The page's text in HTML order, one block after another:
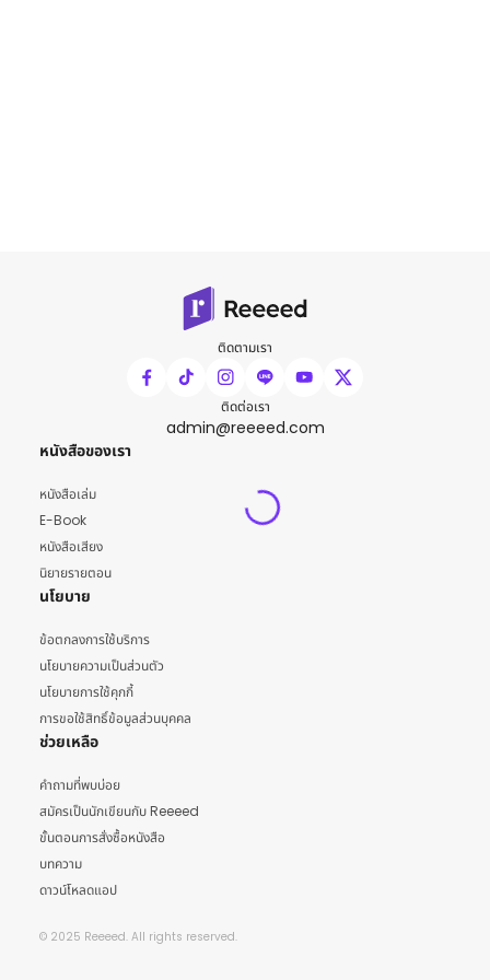
ติดตามเรา
ติดต่อเรา
admin@reeeed.com
หนังสือของเรา
หนังสือเล่ม
E-Book
หนังสือเสียง
นิยายรายตอน
นโยบาย
ข้อตกลงการใช้บริการ
นโยบายความเป็นส่วนตัว
นโยบายการใช้คุกกี้
การขอใช้สิทธิ์ข้อมูลส่วนบุคคล
ช่วยเหลือ
คำถามที่พบบ่อย
สมัครเป็นนักเขียนกับ Reeeed
ขั้นตอนการสั่งซื้อหนังสือ
บทความ
ดาวน์โหลดแอป
© 2025 Reeeed. All rights reserved.